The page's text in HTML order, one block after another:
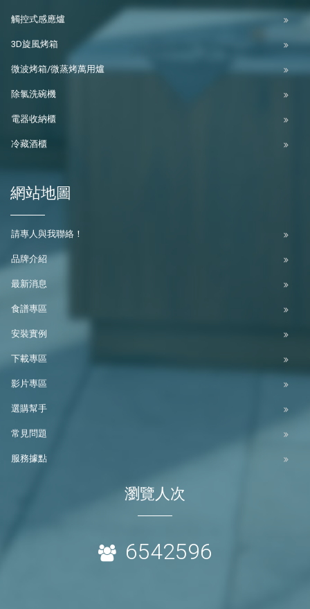
觸控式感應爐
3D旋風烤箱
微波烤箱/微蒸烤萬用爐
除氯洗碗機
電器收納櫃
冷藏酒櫃
網站地圖
請專人與我聯絡！
品牌介紹
最新消息
食譜專區
安裝實例
下載專區
影片專區
選購幫手
常見問題
服務據點
瀏覽人次
6542596